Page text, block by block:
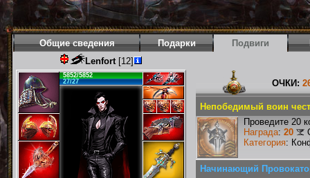
Общие сведения Подарки Подвиги
Lenfort[12]
5852/5852
27/27
ОЧКИ:
Непобедимый воин
Проведите 20
Награда: 20
Категория:
Начинающий